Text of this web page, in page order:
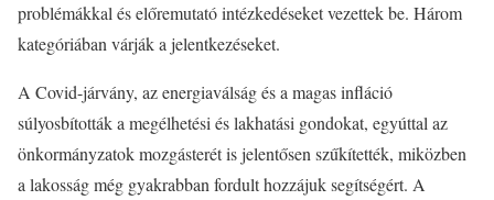
problémákkal és előremutató intézkedéseket vezettek be. Három
kategóriában várják a jelentkezéseket.
A Covid-járvány, az energiaválság és a magas infláció
súlyosbították a megélhetési és lakhatási gondokat, egyúttal az
önkormányzatok mozgásterét is jelentősen szűkítették, miközben
a lakosság még gyakrabban fordult hozzájuk segítségért. A